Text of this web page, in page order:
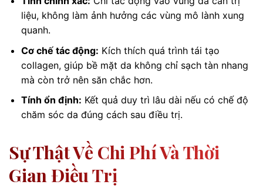
liệu, không làm ảnh hưởng các vùng mô lành xung
quanh.
Cơ chế tác động: Kích thích quá trình tái tạo
collagen, giúp bề mặt da không chỉ sạch tàn nhang
mà còn trở nên săn chắc hơn.
Tính ổn định: Kết quả duy trì lâu dài nếu có chế độ
chăm sóc da đúng cách sau điều trị.
Sự Thật Về Chi Phí Và Thời
Gian Điều Trị